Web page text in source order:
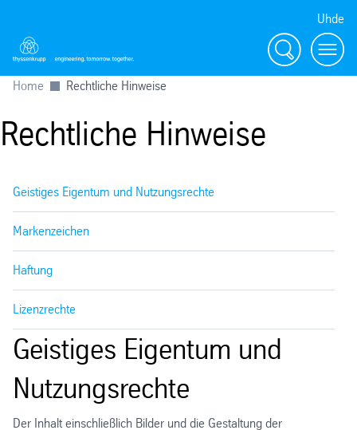
Uhde
Suche
Menu
Home Rechtliche Hinweise
Rechtliche Hinweise
Geistiges Eigentum und Nutzungsrechte
Markenzeichen
Haftung
Lizenzrechte
Geistiges Eigentum und
Nutzungsrechte
Der Inhalt einschließlich Bilder und die Gestaltung der